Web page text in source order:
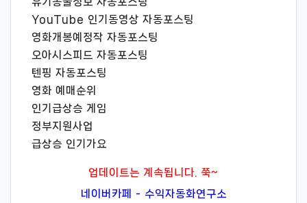
YouTube 인기동영상 자동포스팅
영화개봉예정작 자동포스팅
오아시스피드 자동포스팅
텐핑 자동포스팅
영화 예매순위
인기급상승 게임
정부지원사업
급상승 인기가요
업데이트는 계속됩니다. 쭉~
네이버카페 - 수익자동화연구소